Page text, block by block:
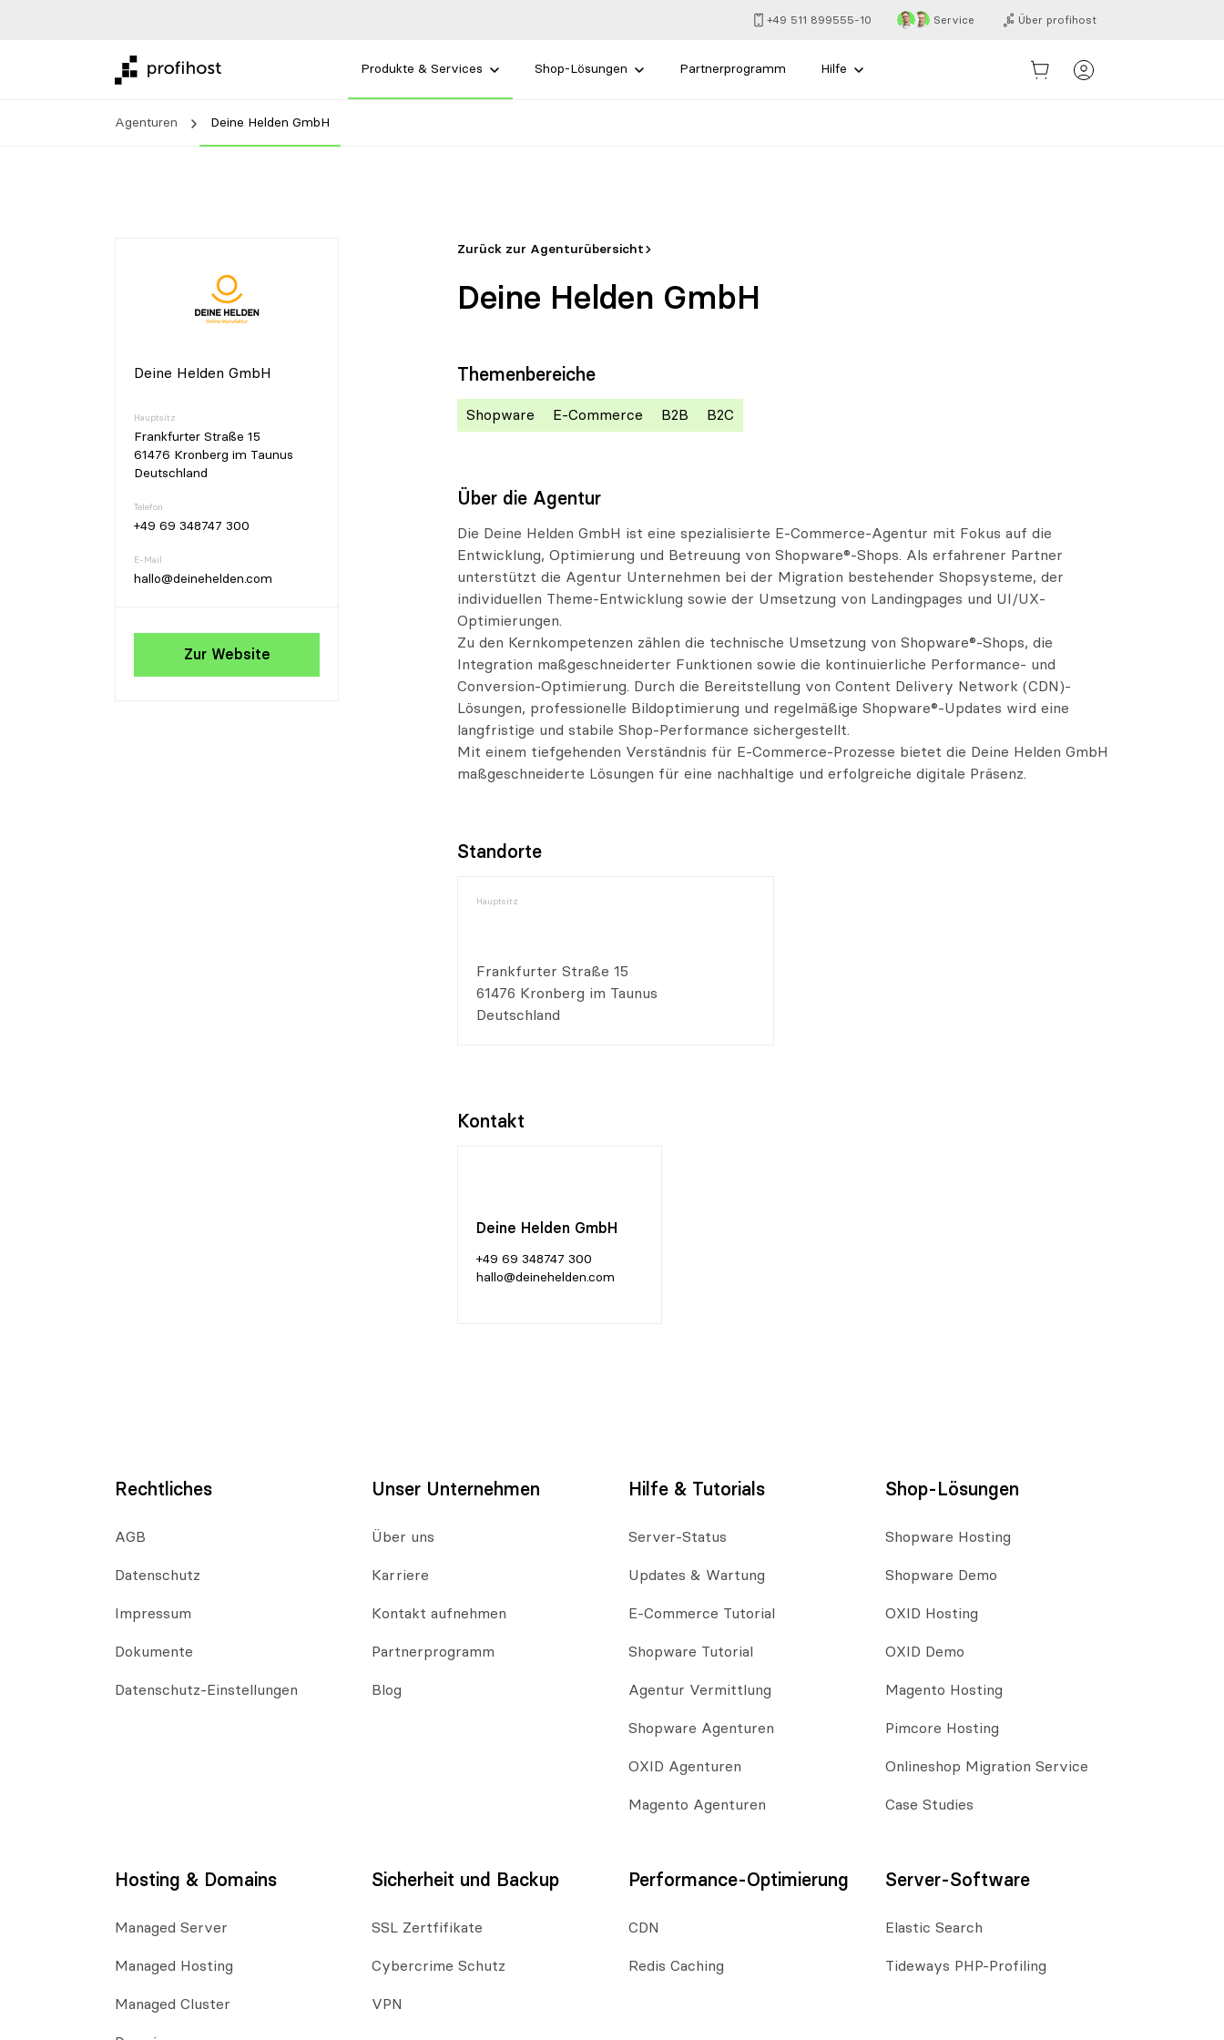
+49 511 899555-10 Service Über profihost
Produkte & Services Shop-Lösungen Partnerprogramm Hilfe
Agenturen Deine Helden GmbH
Deine Helden GmbH
Hauptsitz
Frankfurter Straße 15
61476 Kronberg im Taunus
Deutschland
Telefon
+49 69 348747 300
E-Mail
hallo@deinehelden.com
Zur Website
Zurück zur Agenturübersicht
Deine Helden GmbH
Themenbereiche
Shopware E-Commerce B2B B2C
Über die Agentur
Die Deine Helden GmbH ist eine spezialisierte E-Commerce-Agentur mit Fokus auf die
Entwicklung, Optimierung und Betreuung von Shopware®-Shops. Als erfahrener Partner
unterstützt die Agentur Unternehmen bei der Migration bestehender Shopsysteme, der
individuellen Theme-Entwicklung sowie der Umsetzung von Landingpages und UI/UX-
Optimierungen.
Zu den Kernkompetenzen zählen die technische Umsetzung von Shopware®-Shops, die
Integration maßgeschneiderter Funktionen sowie die kontinuierliche Performance- und
Conversion-Optimierung. Durch die Bereitstellung von Content Delivery Network (CDN)-
Lösungen, professionelle Bildoptimierung und regelmäßige Shopware®-Updates wird eine
langfristige und stabile Shop-Performance sichergestellt.
Mit einem tiefgehenden Verständnis für E-Commerce-Prozesse bietet die Deine Helden GmbH
maßgeschneiderte Lösungen für eine nachhaltige und erfolgreiche digitale Präsenz.
Standorte
Hauptsitz
Frankfurter Straße 15
61476 Kronberg im Taunus
Deutschland
Kontakt
Deine Helden GmbH
+49 69 348747 300
hallo@deinehelden.com
Rechtliches
AGB
Datenschutz
Impressum
Dokumente
Datenschutz-Einstellungen
Unser Unternehmen
Über uns
Karriere
Kontakt aufnehmen
Partnerprogramm
Blog
Hilfe & Tutorials
Server-Status
Updates & Wartung
E-Commerce Tutorial
Shopware Tutorial
Agentur Vermittlung
Shopware Agenturen
OXID Agenturen
Magento Agenturen
Shop-Lösungen
Shopware Hosting
Shopware Demo
OXID Hosting
OXID Demo
Magento Hosting
Pimcore Hosting
Onlineshop Migration Service
Case Studies
Hosting & Domains
Managed Server
Managed Hosting
Managed Cluster
Sicherheit und Backup
SSL Zertfifikate
Cybercrime Schutz
VPN
Performance-Optimierung
CDN
Redis Caching
Server-Software
Elastic Search
Tideways PHP-Profiling